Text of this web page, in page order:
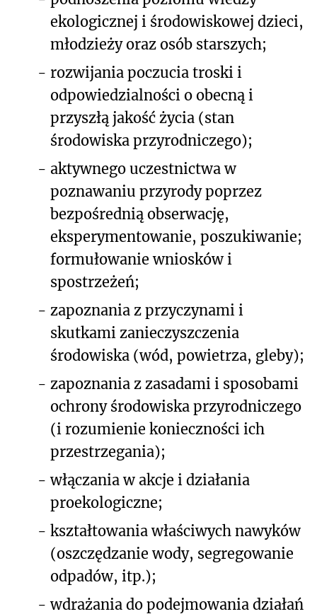
ekologicznej i środowiskowej dzieci,
młodzieży oraz osób starszych;
- rozwijania poczucia troski i
odpowiedzialności o obecną i
przyszłą jakość życia (stan
środowiska przyrodniczego);
- aktywnego uczestnictwa w
poznawaniu przyrody poprzez
bezpośrednią obserwację,
eksperymentowanie, poszukiwanie;
formułowanie wniosków i
spostrzeżeń;
- zapoznania z przyczynami i
skutkami zanieczyszczenia
środowiska (wód, powietrza, gleby);
- zapoznania z zasadami i sposobami
ochrony środowiska przyrodniczego
(i rozumienie konieczności ich
przestrzegania);
- włączania w akcje i działania
proekologiczne;
- kształtowania właściwych nawyków
(oszczędzanie wody, segregowanie
odpadów, itp.);
- wdrażania do podejmowania działań